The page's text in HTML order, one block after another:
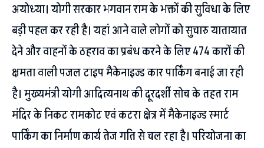
अयोध्या। योगी सरकार भगवान राम के भक्तों की सुविधा के लिए
बड़ी पहल कर रही है। यहां आने वाले लोगों को सुचारु यातायात
देने और वाहनों के ठहराव का प्रबंध करने के लिए 474 कारों की
क्षमता वाली पजल टाइप मैकेनाइज्ड कार पार्किंग बनाई जा रही
है। मुख्यमंत्री योगी आदित्यनाथ की दूरदर्शी सोच के तहत राम
मंदिर के निकट रामकोट एवं कटरा क्षेत्र में मैकेनाइज्ड स्मार्ट
पार्किंग का निर्माण कार्य तेज गति से चल रहा है। परियोजना का